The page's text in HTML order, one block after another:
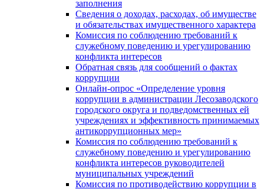
заполнения
Сведения о доходах, расходах, об имуществе
и обязательствах имущественного характера
Комиссия по соблюдению требований к
служебному поведению и урегулированию
конфликта интересов
Обратная связь для сообщений о фактах
коррупции
Онлайн-опрос «Определение уровня
коррупции в администрации Лесозаводского
городского округа и подведомственных ей
учреждениях и эффективность принимаемых
антикоррупционных мер»
Комиссия по соблюдению требований к
служебному поведению и урегулированию
конфликта интересов руководителей
муниципальных учреждений
Комиссия по противодействию коррупции в